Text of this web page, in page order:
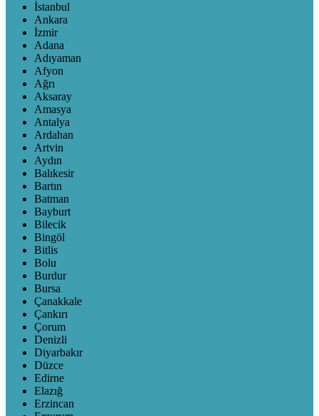
İstanbul
Ankara
İzmir
Adana
Adıyaman
Afyon
Ağrı
Aksaray
Amasya
Antalya
Ardahan
Artvin
Aydın
Balıkesir
Bartın
Batman
Bayburt
Bilecik
Bingöl
Bitlis
Bolu
Burdur
Bursa
Çanakkale
Çankırı
Çorum
Denizli
Diyarbakır
Düzce
Edirne
Elazığ
Erzincan